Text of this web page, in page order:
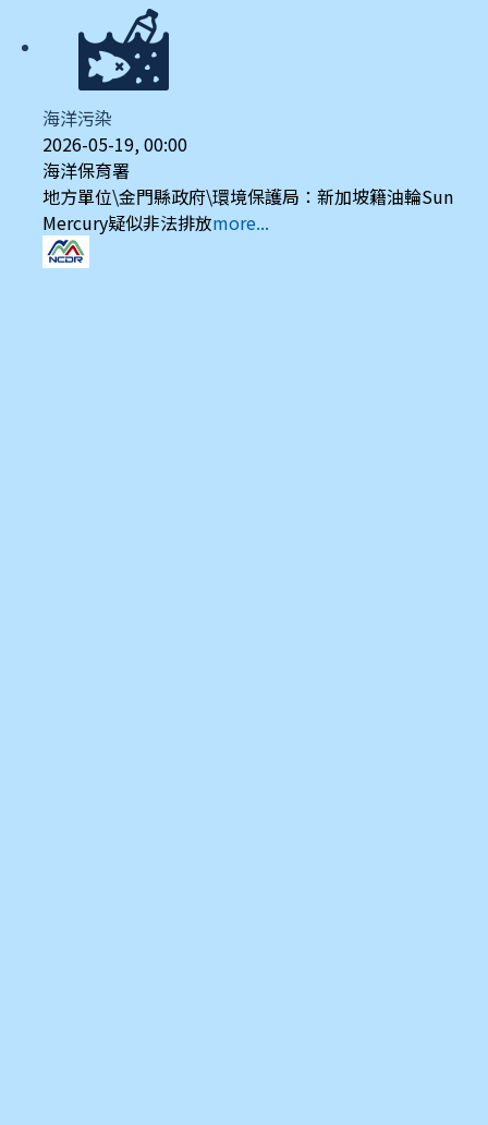
海洋污染
2026-05-19, 00:00
海洋保育署
地方單位\金門縣政府\環境保護局：新加坡籍油輪Sun
Mercury疑似非法排放more...